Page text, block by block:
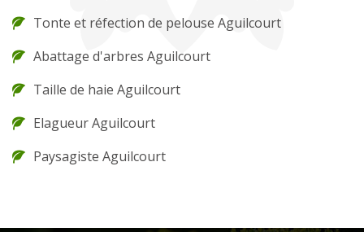
Tonte et réfection de pelouse Aguilcourt
Abattage d'arbres Aguilcourt
Taille de haie Aguilcourt
Elagueur Aguilcourt
Paysagiste Aguilcourt